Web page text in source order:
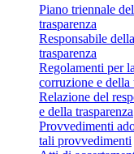
Piano triennale
trasparenza
Responsabile
trasparenza
Regolamenti per
corruzione e della
Relazione del
e della trasparenza
Provvedimenti
tali provvedimenti